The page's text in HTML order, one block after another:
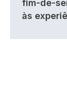
fim-de-
às